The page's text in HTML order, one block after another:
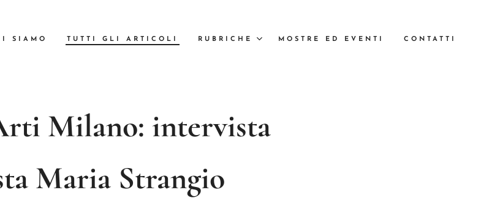
SIAMO TUTTI GLI ARTICOLI RUBRICHE MOSTRE ED EVENTI CONTATTI
Milano: intervista
Maria Strangio